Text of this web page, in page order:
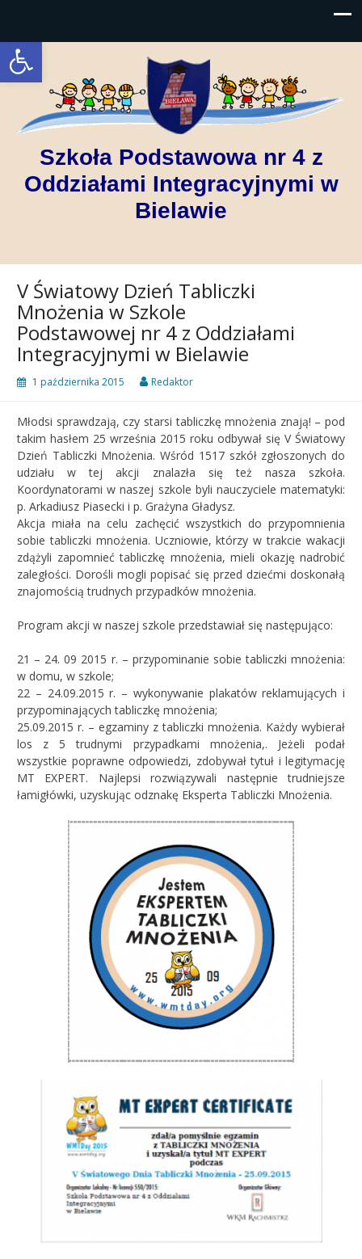
Open toolbar
Szkoła Podstawowa nr 4 z
Oddziałami Integracyjnymi w
Bielawie
V Światowy Dzień Tabliczki
Mnożenia w Szkole
Podstawowej nr 4 z Oddziałami
Integracyjnymi w Bielawie
1 października 2015 Redaktor
Młodsi sprawdzają, czy starsi tabliczkę mnożenia znają! – pod
takim hasłem 25 września 2015 roku odbywał się V Światowy
Dzień Tabliczki Mnożenia. Wśród 1517 szkół zgłoszonych do
udziału w tej akcji znalazła się też nasza szkoła.
Koordynatorami w naszej szkole byli nauczyciele matematyki:
p. Arkadiusz Piasecki i p. Grażyna Gładysz.
Akcja miała na celu zachęcić wszystkich do przypomnienia
sobie tabliczki mnożenia. Uczniowie, którzy w trakcie wakacji
zdążyli zapomnieć tabliczkę mnożenia, mieli okazję nadrobić
zaległości. Dorośli mogli popisać się przed dziećmi doskonałą
znajomością trudnych przypadków mnożenia.
Program akcji w naszej szkole przedstawiał się następująco:
21 – 24. 09 2015 r. – przypominanie sobie tabliczki mnożenia:
w domu, w szkole;
22 – 24.09.2015 r. – wykonywanie plakatów reklamujących i
przypominających tabliczkę mnożenia;
25.09.2015 r. – egzaminy z tabliczki mnożenia. Każdy wybierał
los z 5 trudnymi przypadkami mnożenia,. Jeżeli podał
wszystkie poprawne odpowiedzi, zdobywał tytuł i legitymację
MT EXPERT. Najlepsi rozwiązywali następnie trudniejsze
łamigłówki, uzyskując odznakę Eksperta Tabliczki Mnożenia.